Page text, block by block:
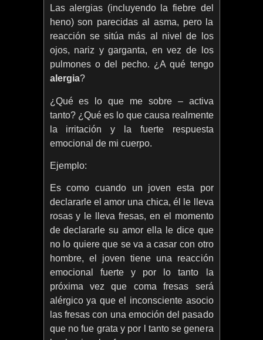
Las alergias (incluyendo la fiebre del
heno) son parecidas al asma, pero la
reacción se sitúa más al nivel de los
ojos, nariz y garganta, en vez de los
pulmones o del pecho. ¿A qué tengo
alergia?
¿Qué es lo que me sobre – activa
tanto? ¿Qué es lo que causa realmente
la irritación y la fuerte respuesta
emocional de mi cuerpo.
Ejemplo:
Es como cuando un joven esta por
declararle el amor una chica, él le lleva
rosas y le lleva fresas, en el momento
de declararle su amor ella le dice que
no lo quiere que se va a casar con otro
hombre, el joven tiene una reacción
emocional fuerte y por lo tanto la
próxima vez que coma fresas será
alérgico ya que el inconsciente asocio
las fresas con una emoción del pasado
que no fue grata y por l tanto se genera